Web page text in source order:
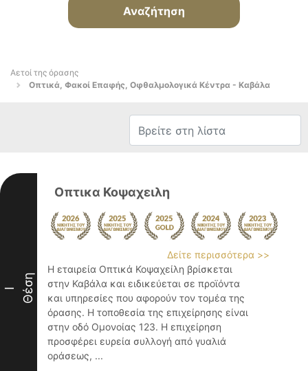
Αναζήτηση
Αετοί της όρασης
Οπτικά, Φακοί Επαφής, Οφθαλμολογικά Κέντρα - Καβάλα
I Θέση
Οπτικα Κοψαχειλη
Δείτε περισσότερα >>
Η εταιρεία Οπτικά Κοψαχείλη βρίσκεται
στην Καβάλα και ειδικεύεται σε προϊόντα
και υπηρεσίες που αφορούν τον τομέα της
όρασης. Η τοποθεσία της επιχείρησης είναι
στην οδό Ομονοίας 123. Η επιχείρηση
προσφέρει ευρεία συλλογή από γυαλιά
οράσεως, ...